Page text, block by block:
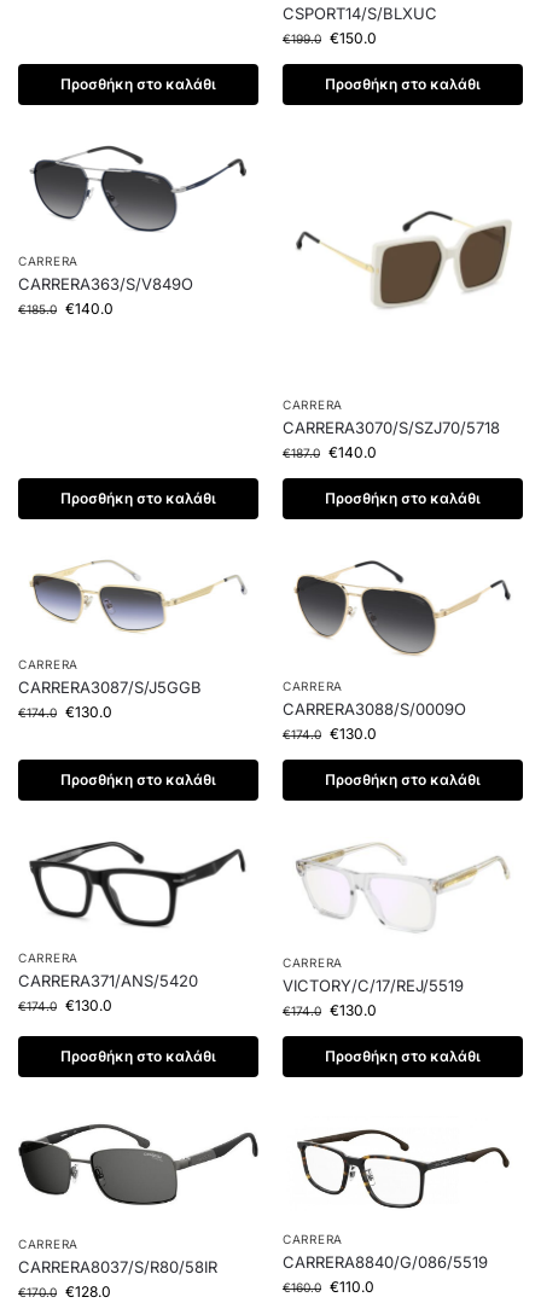
Προσθήκη στο καλάθι
CSPORT14/S/BLXUC
€199.0 €150.0
Προσθήκη στο καλάθι
CARRERA
CARRERA363/S/V849O
€185.0 €140.0
Προσθήκη στο καλάθι
CARRERA
CARRERA3070/S/SZJ70/5718
€187.0 €140.0
Προσθήκη στο καλάθι
CARRERA
CARRERA3087/S/J5GGB
€174.0 €130.0
Προσθήκη στο καλάθι
CARRERA
CARRERA3088/S/0009O
€174.0 €130.0
Προσθήκη στο καλάθι
CARRERA
CARRERA371/ANS/5420
€174.0 €130.0
Προσθήκη στο καλάθι
CARRERA
VICTORY/C/17/REJ/5519
€174.0 €130.0
Προσθήκη στο καλάθι
CARRERA
CARRERA8037/S/R80/58IR
€170.0 €128.0
CARRERA
CARRERA8840/G/086/5519
€160.0 €110.0